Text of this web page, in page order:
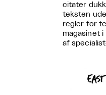
citater
teksten
regler for
magasinet i
af